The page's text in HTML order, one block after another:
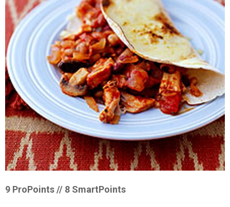
9 ProPoints // 8 SmartPoints